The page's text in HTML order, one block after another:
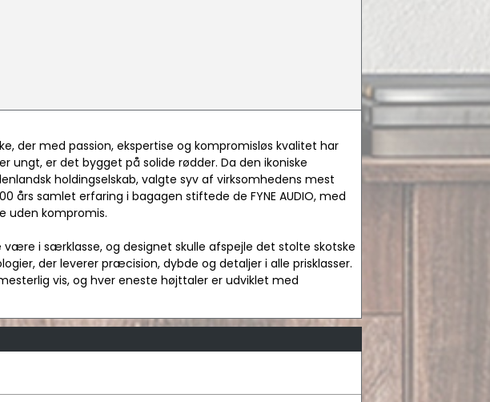
der med passion, ekspertise og kompromisløs kvalitet har
er det bygget på solide rødder. Da den ikoniske
holdingselskab, valgte syv af virksomhedens mest
års samlet erfaring i bagagen stiftede de FYNE AUDIO, med
uden kompromis.
i særklasse, og designet skulle afspejle det stolte skotske
der leverer præcision, dybde og detaljer i alle prisklasser.
vis, og hver eneste højttaler er udviklet med